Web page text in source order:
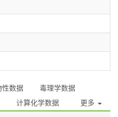
性数据
毒理学数据
计算化学数据 更多